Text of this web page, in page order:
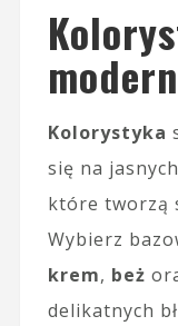
Kolorystyka
się na
które tworzą
Wybierz
krem, beż
delikatnych